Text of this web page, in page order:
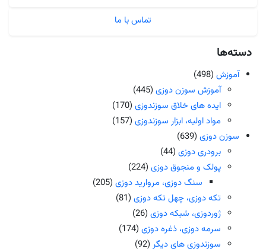
تماس با ما
دسته‌ها
آموزش (498)
آموزش سوزن دوزی (445)
ایده های خلاق سوزندوزی (170)
مواد اولیه، ابزار سوزندوزی (157)
سوزن دوزی (639)
برودری دوزی (44)
پولک و منجوق دوزی (224)
سنگ دوزی، مروارید دوزی(205)
تکه دوزی، چهل تکه دوزی (81)
ژوردوزی، شبکه دوزی (26)
سرمه دوزی، ذغره دوزی (174)
سوزندوزی های دیگر (92)